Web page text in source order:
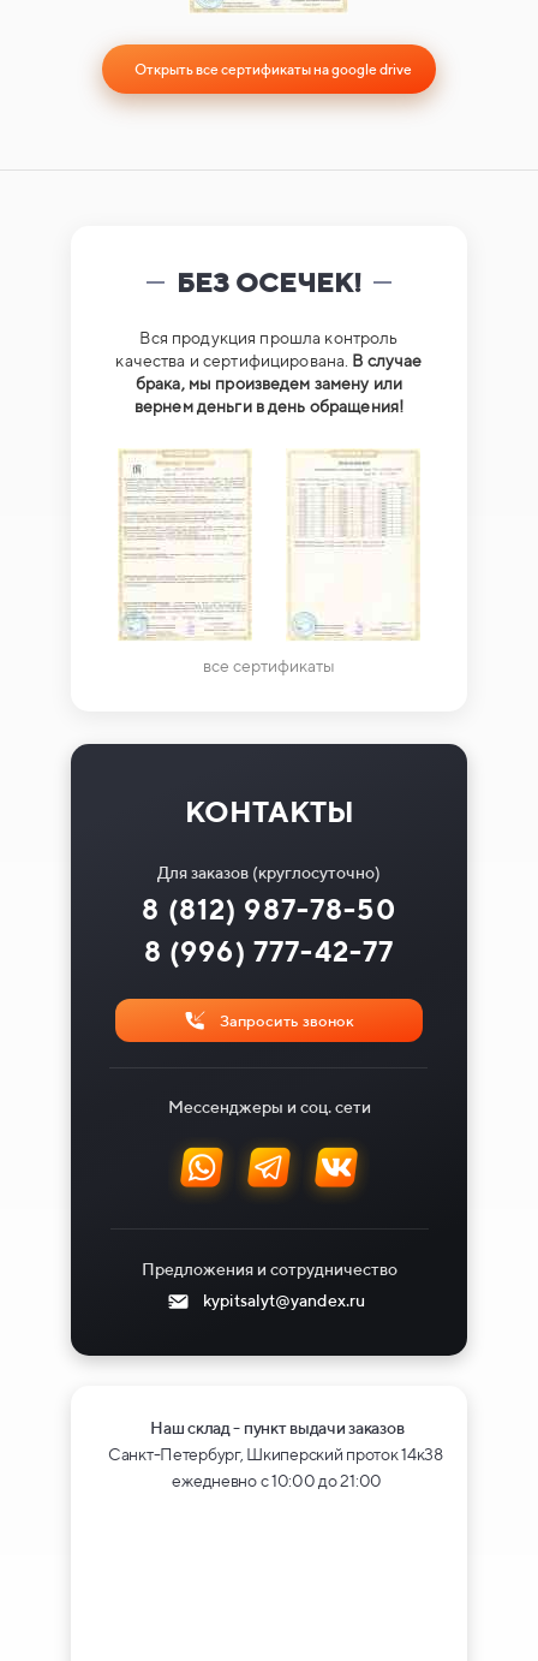
Открыть все сертификаты на google drive
БЕЗ ОСЕЧЕК!
Вся продукция прошла контроль
качества и сертифицирована. В случае
брака, мы произведем замену или
вернем деньги в день обращения!
все сертификаты
КОНТАКТЫ
Для заказов (круглосуточно)
8 (996) 777-42-77
8 (812) 987-78-50
Запросить звонок
Мессенджеры и соц. сети
Предложения и сотрудничество
kypitsalyt@yandex.ru
Наш склад - пункт выдачи заказов
Санкт-Петербург, Шкиперский проток 14к38
ежедневно с 10:00 до 21:00